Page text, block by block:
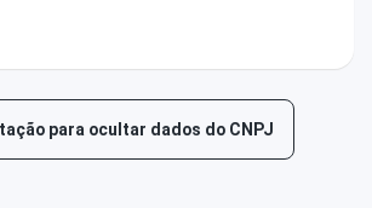
para ocultar dados do CNPJ